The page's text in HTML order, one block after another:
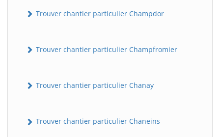
Trouver chantier particulier Champdor
Trouver chantier particulier Champfromier
Trouver chantier particulier Chanay
Trouver chantier particulier Chaneins